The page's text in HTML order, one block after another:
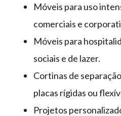
Móveis para uso
comerciais e
Móveis para
sociais e de lazer.
Cortinas de
placas rígidas ou
Projetos